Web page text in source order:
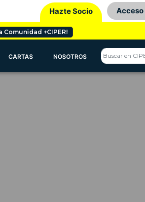
Hazte Socio Acceso
Comunidad +CIPER!
CARTAS NOSOTROS